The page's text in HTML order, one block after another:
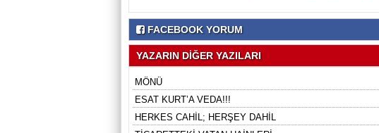
FACEBOOK YORUM
YAZARIN DİĞER YAZILARI
MÖNÜ
ESAT KURT’A VEDA!!!
HERKES CAHİL; HERŞEY DAHİL